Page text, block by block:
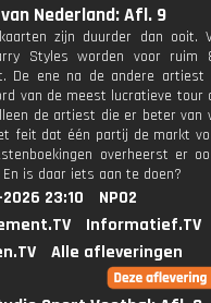
Nederland: Afl. 9
zijn duurder dan ooit.
Styles worden voor ruim
De ene na de andere artiest
van de meest lucratieve tour
de artiest die er beter van
feit dat één partij de markt
overheerst er
En is daar iets aan te doen?
23:10
NPO2
Informatief.TV
Alle afleveringen